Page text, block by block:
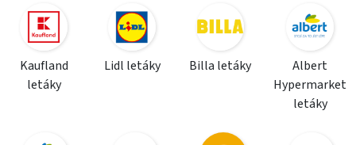
Kaufland
letáky
Lidl letáky Billa letáky
Albert
Hypermarket
letáky